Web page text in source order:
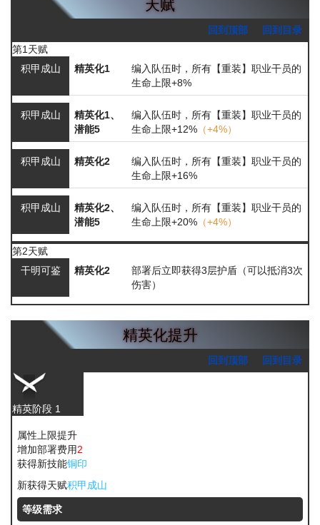
天赋
回到顶部
回到目录
第1天赋
积甲成山
精英化1
编入队伍时，所有【重装】职业干员的
生命上限+8%
积甲成山
精英化1、
潜能5
编入队伍时，所有【重装】职业干员的
生命上限+12% （+4%）
积甲成山 精英化2
编入队伍时，所有【重装】职业干员的
生命上限+16%
积甲成山
精英化2、
潜能5
编入队伍时，所有【重装】职业干员的
生命上限+20% （+4%）
第2天赋
干明可鉴
精英化2
部署后立即获得3层护盾（可以抵消3次
伤害）
精英化提升
回到顶部 回到目录
精英阶段 1
属性上限提升
增加部署费用2
获得新技能铜印
新获得天赋积甲成山
等级需求